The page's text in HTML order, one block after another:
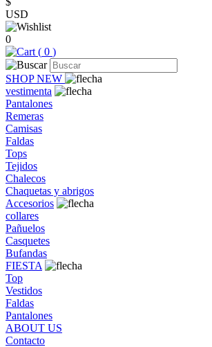
USD
0
( 0 )
SHOP NEW
vestimenta
Pantalones
Remeras
Camisas
Faldas
Tops
Tejidos
Chalecos
Chaquetas y abrigos
Accesorios
collares
Pañuelos
Casquetes
Bufandas
FIESTA
Top
Vestidos
Faldas
Pantalones
ABOUT US
Contacto